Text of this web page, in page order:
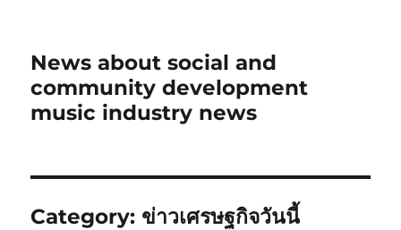
News about social and
community development
music industry news
Category: ข่าวเศรษฐกิจวันนี้